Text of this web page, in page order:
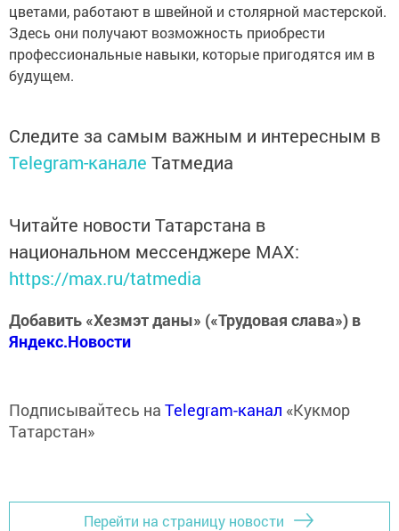
цветами, работают в швейной и столярной мастерской.
Здесь они получают возможность приобрести
профессиональные навыки, которые пригодятся им в
будущем.
Следите за самым важным и интересным в
Telegram-канале Татмедиа
Читайте новости Татарстана в
национальном мессенджере MАХ:
https://max.ru/tatmedia
Добавить «Хезмэт даны» («Трудовая слава») в
Яндекс.Новости
Подписывайтесь на Telegram-канал «Кукмор
Татарстан»
Перейти на страницу новости